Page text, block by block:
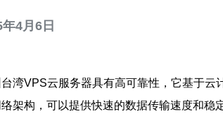
4月6日
VPS云服务器具有高可靠性，它基于
构，可以提供快速的数据传输速度和